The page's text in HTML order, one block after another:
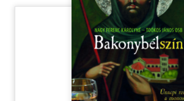
Szótár, nyelvkönyv
Tankönyv, segédkönyv